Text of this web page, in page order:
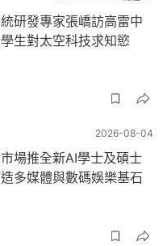
研發專家張嶠訪高雷中
生對太空科技求知慾
2026-08-04
場推全新AI學士及碩士
多媒體與數碼娛樂基石